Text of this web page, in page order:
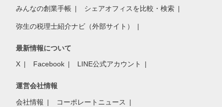
みんなの創業手帳 シェアオフィスを比較・検索
弥生の税理士紹介ナビ（外部サイト）
最新情報について
X Facebook LINE公式アカウント
運営会社情報
会社情報 コーポレートニュース